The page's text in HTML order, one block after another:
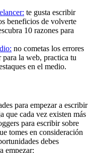
te gusta escribir
beneficios de volverte
10 razones para
no cometas los errores
para la web, practica tu
en el medio.
para empezar a escribir
que cada vez existen más
para escribir sobre
tomes en consideración
debes
empezar: